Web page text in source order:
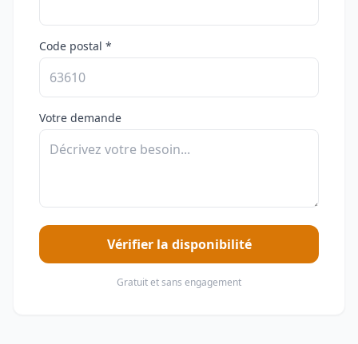
Code postal *
Votre demande
Vérifier la disponibilité
Gratuit et sans engagement